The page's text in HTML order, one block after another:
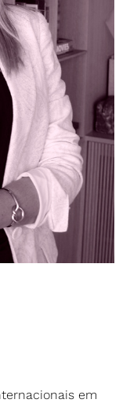
em